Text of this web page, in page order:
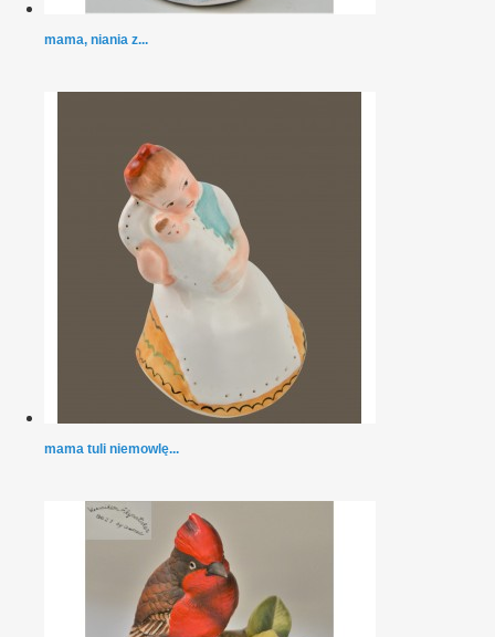
mama, niania z...
mama tuli niemowlę...